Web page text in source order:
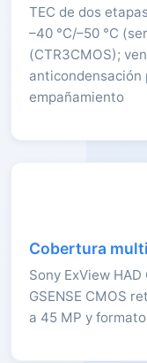
TEC de dos
–40 °C/–50 °C
(CTR3CMOS);
anticondensación
empañamiento
Cobertura
Sony ExView
GSENSE CMOS
a 45 MP y